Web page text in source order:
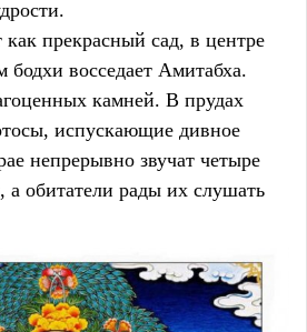
как прекрасный сад, в центре
бодхи восседает Амитабха.
камней. В прудах
испускающие дивное
непрерывно звучат четыре
а обитатели рады их слушать